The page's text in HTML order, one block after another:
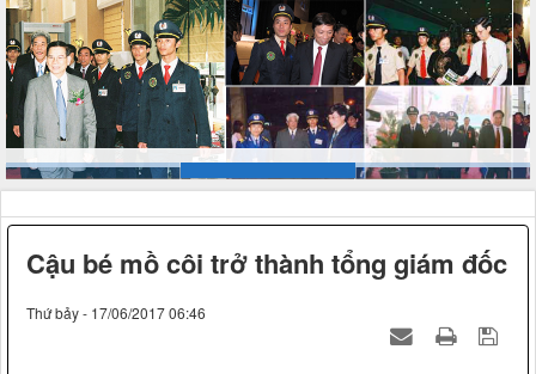
Cậu bé mồ côi trở thành tổng giám đốc
Thứ bảy - 17/06/2017 06:46